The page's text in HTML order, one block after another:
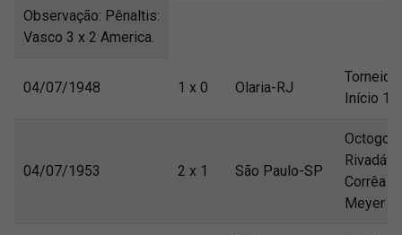
Observação: Pênaltis:
Vasco 3 x 2 America.
04/07/1948 1 x 0 Olaria-RJ
Torneio
Início
04/07/1953 2 x 1 São Paulo-SP
Corrêa
Meyer